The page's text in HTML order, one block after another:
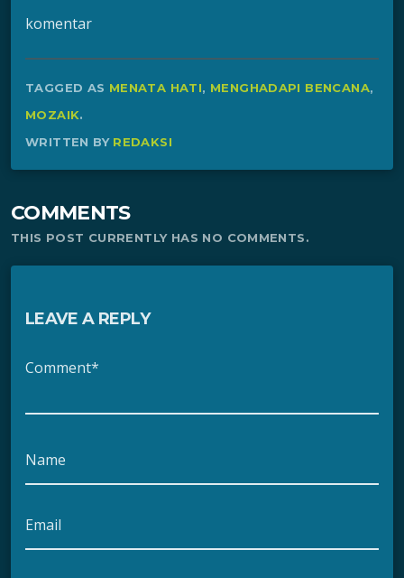
komentar
TAGGED AS MENATA HATI, MENGHADAPI BENCANA,
MOZAIK.
WRITTEN BY REDAKSI
COMMENTS
THIS POST CURRENTLY HAS NO COMMENTS.
LEAVE A REPLY
Comment*
Name
Email